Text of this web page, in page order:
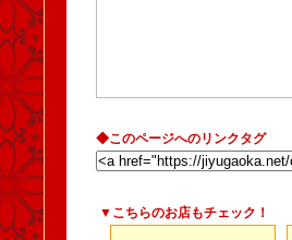
◆このページへのリンクタグ
▼こちらのお店もチェック！